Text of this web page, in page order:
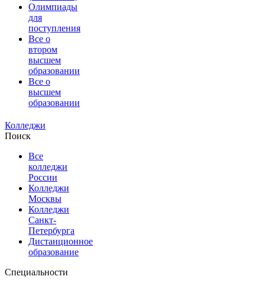
Олимпиады
для
поступления
Все о
втором
высшем
образовании
Все о
высшем
образовании
Колледжи
Поиск
Все
колледжи
России
Колледжи
Москвы
Колледжи
Санкт-
Петербурга
Дистанционное
образование
Специальности